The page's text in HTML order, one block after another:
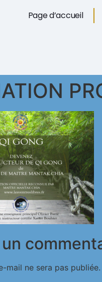
Page d’accueil
mail ne sera pas publiée.